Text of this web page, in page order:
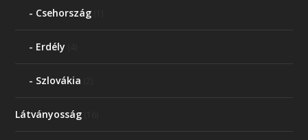
Csehország
Erdély
Szlovákia
Látványosság